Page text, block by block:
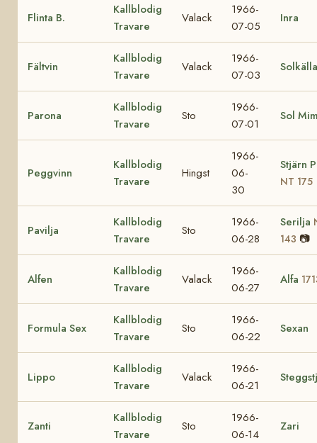
Flinta B.
Kallblodig
Travare
Valack
1966-
07-05
Inra
Fältvin
Kallblodig
Travare
Valack
1966-
07-03
Solkälla
Parona
Kallblodig
Travare
Sto
1966-
07-01
Sol
Peggvinn
Kallblodig
Travare
Hingst
1966-
06-
30
Stjärn
NT 175
Pavilja
Kallblodig
Travare
Sto
1966-
06-28
Serilja
143 📷
Alfen
Kallblodig
Travare
Valack
1966-
06-27
Alfa
Formula Sex
Kallblodig
Travare
Sto
1966-
06-22
Sexan
Lippo
Kallblodig
Travare
Valack
1966-
06-21
Zanti
Kallblodig
Travare
Sto
1966-
06-14
Zari